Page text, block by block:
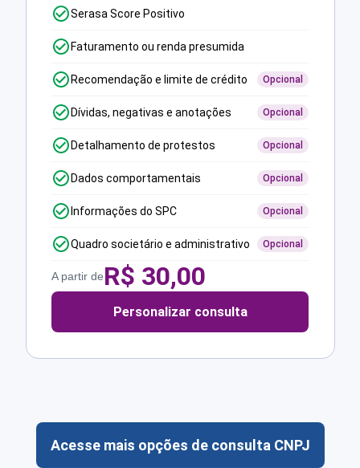
Serasa Score Positivo
Faturamento ou renda presumida
Recomendação e limite de crédito Opcional
Dívidas, negativas e anotações Opcional
Detalhamento de protestos Opcional
Dados comportamentais Opcional
Informações do SPC Opcional
Quadro societário e administrativo Opcional
A partir deR$ 30,00
Personalizar consulta
Acesse mais opções de consulta CNPJ